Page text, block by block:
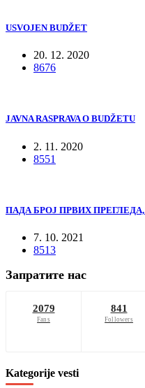
USVOJEN BUDŽET
20. 12. 2020
8676
JAVNA RASPRAVA O BUDŽETU
2. 11. 2020
8551
ПАДА БРОЈ ПРВИХ
7. 10. 2021
8513
Запратите нас
2079
Fans
841
Followers
Kategorije vesti